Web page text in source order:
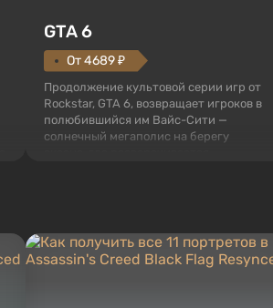
GTA 6
От 4689 ₽
Продолжение культовой серии игр от
Rockstar, GTA 6, возвращает игроков в
полюбившийся им Вайс-Сити —
солнечный мегаполис на берегу
неприятности. И...